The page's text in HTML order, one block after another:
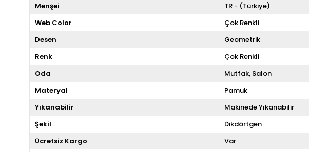
Menşei
TR - (Türkiye)
Web Color
Çok Renkli
Desen
Geometrik
Renk
Çok Renkli
Oda
Mutfak Salon
Materyal
Pamuk
Yıkanabilir
Makinede Yıkanabilir
Şekil
Dikdörtgen
Ücretsiz Kargo
Var